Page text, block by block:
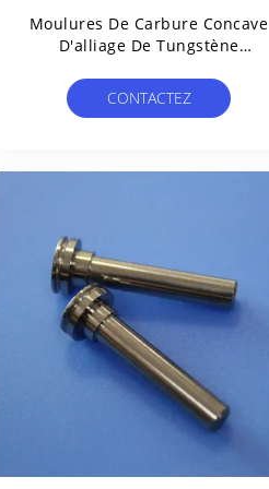
Moulures De Carbure Concave
D'alliage De Tungstène
Applications Industrielles
CONTACTEZ